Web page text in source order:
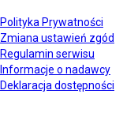
Polityka Prywatności
Zmiana ustawień zgód
Regulamin serwisu
Informacje o nadawcy
Deklaracja dostępności